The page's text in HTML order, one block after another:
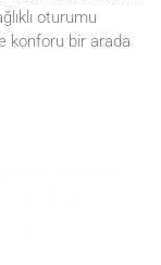
oturumu
konforu bir arada